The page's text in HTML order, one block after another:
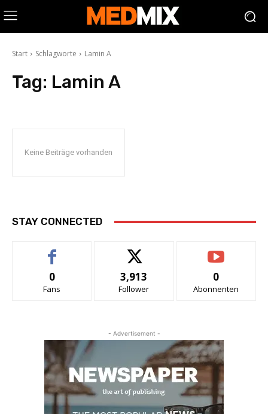
Start Schlagworte Lamin A
Tag: Lamin A
Keine Beiträge vorhanden
STAY CONNECTED
0
Fans
3,913
Follower
0
Abonnenten
- Advertisement -